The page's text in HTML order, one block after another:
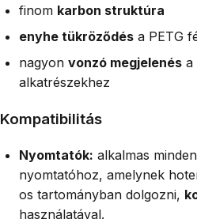
finom karbon struktúra
enyhe tükröződés a PETG
nagyon vonzó megjelenés a
alkatrészekhez
Kompatibilitás
Nyomtatók: alkalmas
nyomtatóhoz, amelynek
os tartományban dolgozni,
használatával.